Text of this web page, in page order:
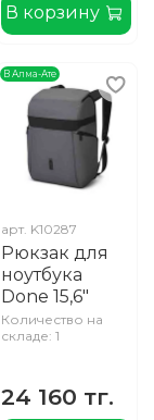
В корзину
В Алма-Ате
арт. K10287
Рюкзак для
ноутбука
Done 15,6"
Количество на
складе: 1
24 160 тг.